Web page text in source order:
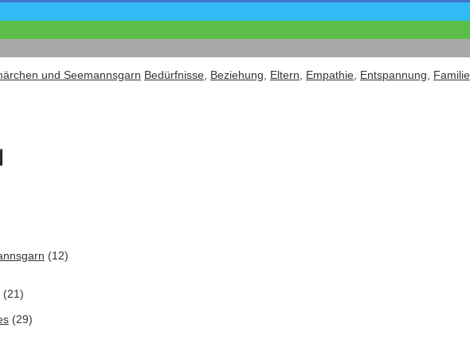
und Seemannsgarn Bedürfnisse, Beziehung, Eltern, Empathie, Entspannung, Familie
(12)
(21)
(29)